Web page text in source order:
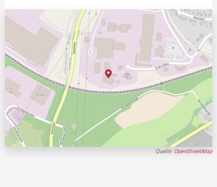
Quelle: OpenStreetMap